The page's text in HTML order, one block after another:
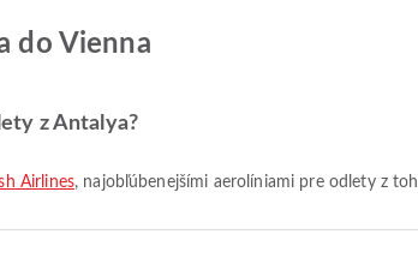
do Vienna
z Antalya?
Airlines, najobľúbenejšími aerolíniami pre odlety z